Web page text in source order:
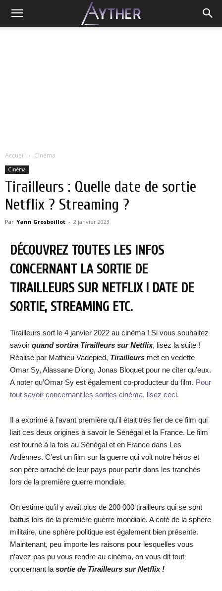
Accueil Cinéma
Cinéma
Tirailleurs : Quelle date de sortie
Netflix ? Streaming ?
Par Yann Grosboillot - 2 janvier 2023
DÉCOUVREZ TOUTES LES INFOS
CONCERNANT LA SORTIE DE
TIRAILLEURS SUR NETFLIX ! DATE DE
SORTIE, STREAMING ETC.
Tirailleurs sort le 4 janvier 2022 au cinéma ! Si vous souhaitez
savoir quand sortira Tirailleurs sur Netflix, lisez la suite !
Réalisé par Mathieu Vadepied, Tirailleurs met en vedette
Omar Sy, Alassane Diong, Jonas Bloquet pour ne citer qu’eux.
A noter qu’Omar Sy est également co-producteur du film. Pour
tout savoir concernant les sorties cinéma, lisez ceci.
Il a exprimé à l’avant première qu’il était très fier de ce film qui
liait ces deux origines à savoir le Sénégal et la France. Le film
est tourné à la fois au Sénégal et en France dans Les
Ardennes. C’est un film sur la guerre qui voit notre héros et
son père arraché de leur pays pour partir dans les tranchés
lors de la première guerre mondiale.
On estime qu’il y avait plus de 200 000 tirailleurs qui se sont
battus lors de la première guerre mondiale. A coté de la sphère
militaire, une sphère politique est également bien présente.
Maintenant, peu importe les raisons pour lesquelles vous
n’avez pas pu vous rendre au cinéma, on vous dit tout
concernant la sortie de Tirailleurs sur Netflix !